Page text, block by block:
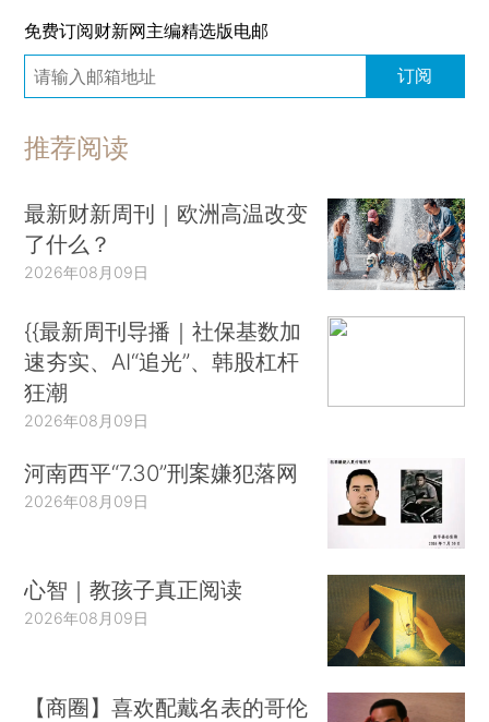
免费订阅财新网主编精选版电邮
订阅
推荐阅读
最新财新周刊｜欧洲高温改变
了什么？
2026年08月09日
{{最新周刊导播｜社保基数加
速夯实、AI“追光”、韩股杠杆
狂潮
2026年08月09日
河南西平“7.30”刑案嫌犯落网
2026年08月09日
心智｜教孩子真正阅读
2026年08月09日
【商圈】喜欢配戴名表的哥伦